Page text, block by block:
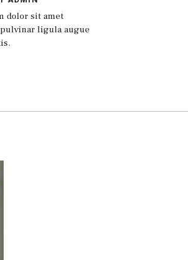
dolor sit amet
ligula augue